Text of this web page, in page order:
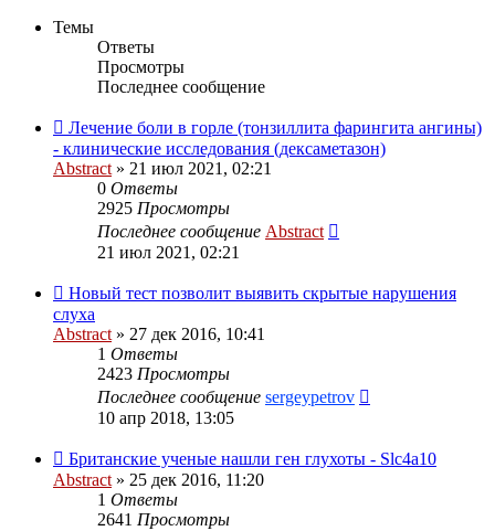
Темы
Ответы
Просмотры
Последнее сообщение
Лечение боли в горле (тонзиллита фарингита ангины)
- клинические исследования (дексаметазон)
Abstract » 21 июл 2021, 02:21
0 Ответы
2925 Просмотры
Последнее сообщение Abstract
21 июл 2021, 02:21
Новый тест позволит выявить скрытые нарушения
слуха
Abstract » 27 дек 2016, 10:41
1 Ответы
2423 Просмотры
Последнее сообщение sergeypetrov
10 апр 2018, 13:05
Британские ученые нашли ген глухоты - Slc4a10
Abstract » 25 дек 2016, 11:20
1 Ответы
2641 Просмотры